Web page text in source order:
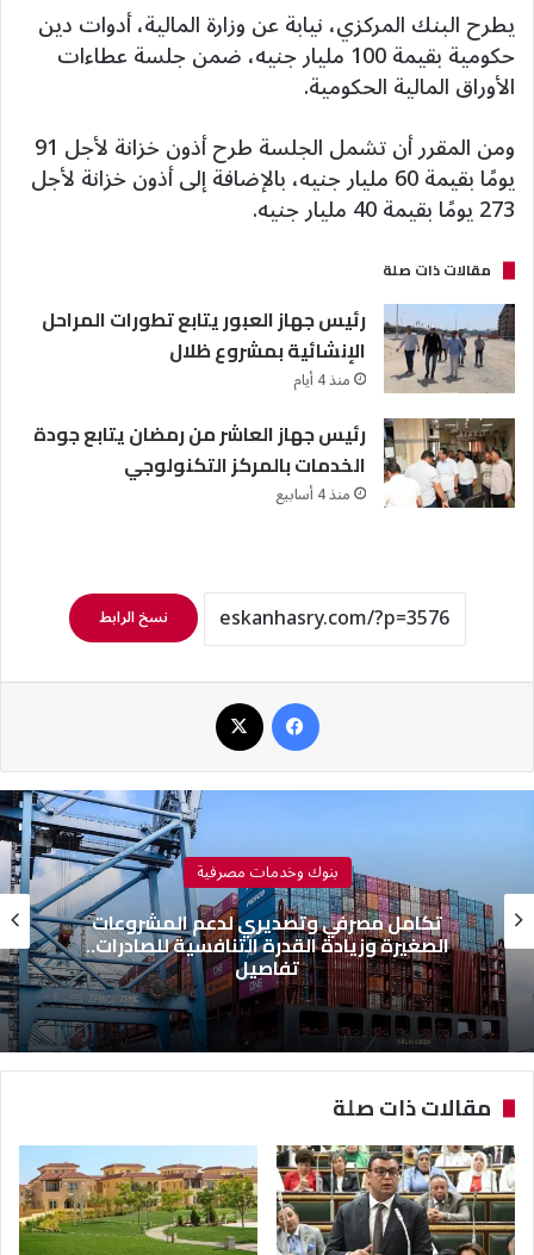
يطرح البنك المركزي، نيابة عن وزارة المالية، أدوات دين
حكومية بقيمة 100 مليار جنيه، ضمن جلسة عطاءات
الأوراق المالية الحكومية.
ومن المقرر أن تشمل الجلسة طرح أذون خزانة لأجل 91
يومًا بقيمة 60 مليار جنيه، بالإضافة إلى أذون خزانة لأجل
273 يومًا بقيمة 40 مليار جنيه.
مقالات ذات صلة
رئيس جهاز العبور يتابع تطورات المراحل
الإنشائية بمشروع ظلال
منذ 4 أيام
رئيس جهاز العاشر من رمضان يتابع جودة
الخدمات بالمركز التكنولوجي
منذ 4 أسابيع
نسخ الرابط
بنوك وخدمات مصرفية
تكامل مصرفي وتصديري لدعم المشروعات
الصغيرة وزيادة القدرة التنافسية للصادرات..
تفاصيل
مقالات ذات صلة